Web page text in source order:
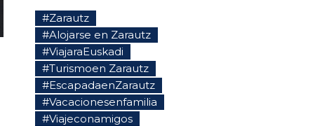
#Zarautz
#Alojarse en Zarautz
#ViajaraEuskadi
#Turismoen Zarautz
#EscapadaenZarautz
#Vacacionesenfamilia
#Viajeconamigos